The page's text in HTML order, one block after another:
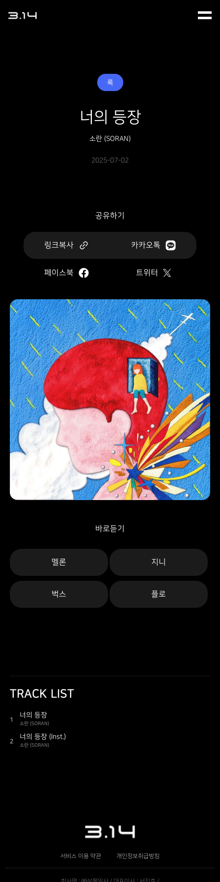
록
너의 등장
소란 (SORAN)
2025-07-02
공유하기
링크복사 카카오톡
페이스북 트위터
바로듣기
멜론 지니
벅스 플로
TRACK LIST
1
너의 등장
소란 (SORAN)
2
너의 등장 (Inst.)
소란 (SORAN)
서비스 이용 약관 개인정보취급방침